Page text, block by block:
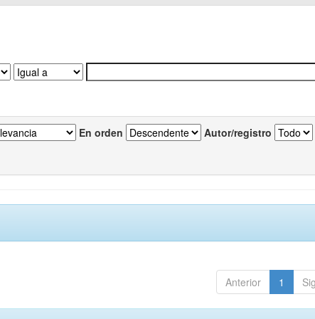
En orden Autor/registro
Anterior 1